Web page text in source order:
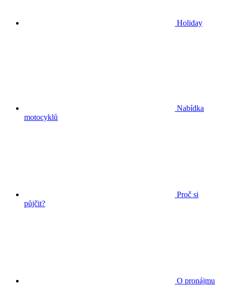
Holiday
Nabídka
motocyklů
Proč si
půjčit?
O pronájmu